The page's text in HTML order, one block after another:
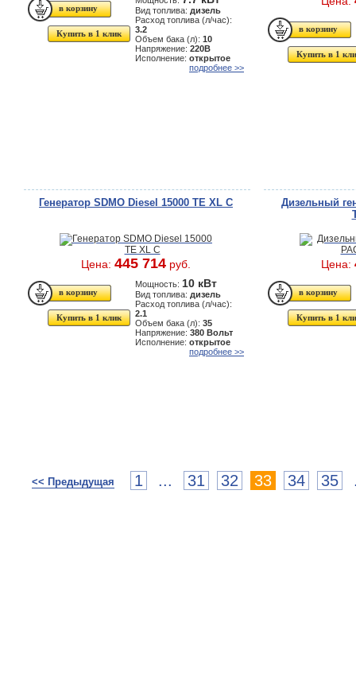
Купить в 1 клик
Вид топлива: дизель
Расход топлива (л/час):
3.2
Объем бака (л): 10
Напряжение: 220В
Исполнение: открытое
подробнее >>
Купить в 1
Генератор SDMO Diesel 15000 TE XL C
Цена: 445 714 руб.
Купить в 1 клик
Мощность: 10 кВт
Вид топлива: дизель
Расход топлива (л/час):
2.1
Объем бака (л): 35
Напряжение: 380 Вольт
Исполнение: открытое
подробнее >>
Дизельный
Цена:
Купить в 1
<< Предыдущая 1 ... 31 32 33 34 35